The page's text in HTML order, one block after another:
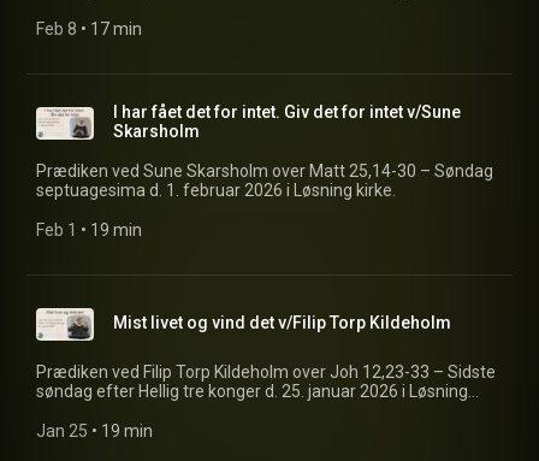
Feb 8 • 17 min
I har fået det for intet. Giv det for intet v/Sune
Skarsholm
Prædiken ved Sune Skarsholm over Matt 25,14-30 – Søndag
septuagesima d. 1. februar 2026 i Løsning kirke.
Feb 1 • 19 min
Mist livet og vind det v/Filip Torp Kildeholm
Prædiken ved Filip Torp Kildeholm over Joh 12,23-33 – Sidste
søndag efter Hellig tre konger d. 25. januar 2026 i Løsning
Jan 25 • 19 min